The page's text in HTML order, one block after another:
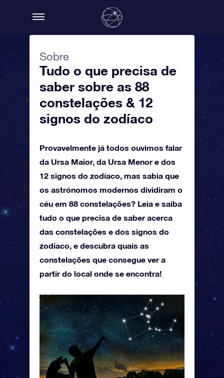
Sobre
Tudo o que precisa de
saber sobre as 88
constelações & 12
signos do zodíaco
Provavelmente já todos ouvimos falar
da Ursa Maior, da Ursa Menor e dos
12 signos do zodíaco, mas sabia que
os astrónomos modernos dividiram o
céu em 88 constelações? Leia e saiba
tudo o que precisa de saber acerca
das constelações e dos signos do
zodíaco, e descubra quais as
constelações que consegue ver a
partir do local onde se encontra!